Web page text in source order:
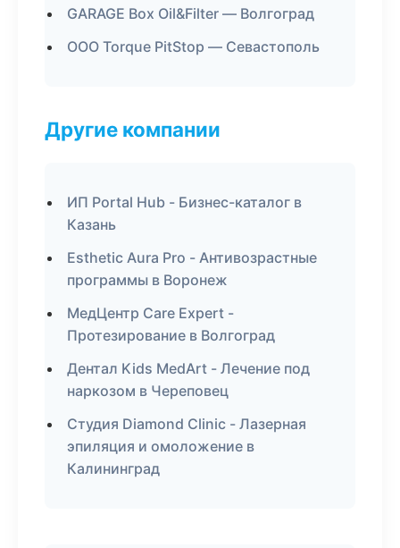
GARAGE Box Oil&Filter — Волгоград
ООО Torque PitStop — Севастополь
Другие компании
ИП Portal Hub - Бизнес-каталог в
Казань
Esthetic Aura Pro - Антивозрастные
программы в Воронеж
МедЦентр Care Expert -
Протезирование в Волгоград
Дентал Kids MedArt - Лечение под
наркозом в Череповец
Студия Diamond Clinic - Лазерная
эпиляция и омоложение в
Калининград